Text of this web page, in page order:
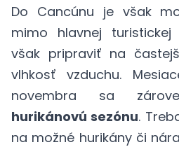
Do Cancúnu je však
mimo hlavnej
však pripraviť na
vlhkosť vzduchu.
novembra sa
hurikánovú sezónu.
na možné hurikány či